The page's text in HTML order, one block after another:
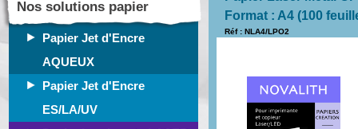
Nos solutions papier
Papier Jet d'Encre
AQUEUX
Papier Jet d'Encre
ES/LA/UV
Format : A4 (100
Réf : NLA4/LPO2